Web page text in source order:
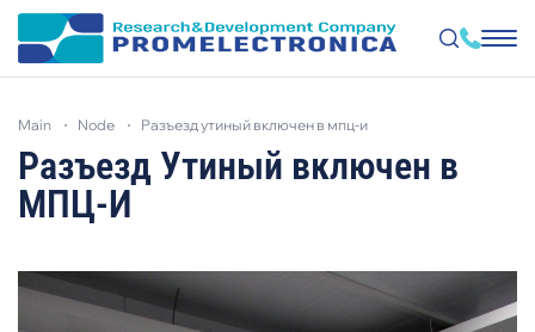
main
main node разъезд утиный включен в мпц-и
Разъезд Утиный включен в
МПЦ-И